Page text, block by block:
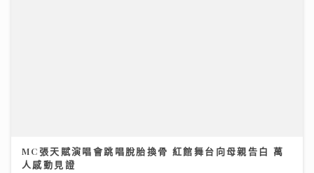
MC張天賦演唱會跳唱脫胎換骨 紅館舞台向母親告白 萬
人感動見證